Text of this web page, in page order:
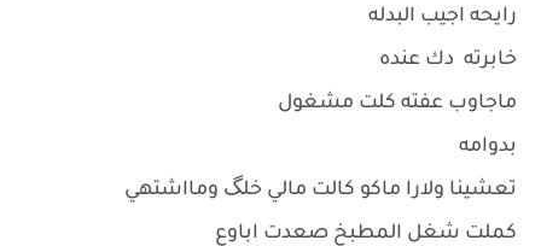
رايحه اجيب البدله
خابرته دك عنده
ماجاوب عفته كلت مشغول
بدوامه
تعشينا ولارا ماكو كالت مالي خلگ ومااشتهي
كملت شغل المطبخ صعدت اباوع